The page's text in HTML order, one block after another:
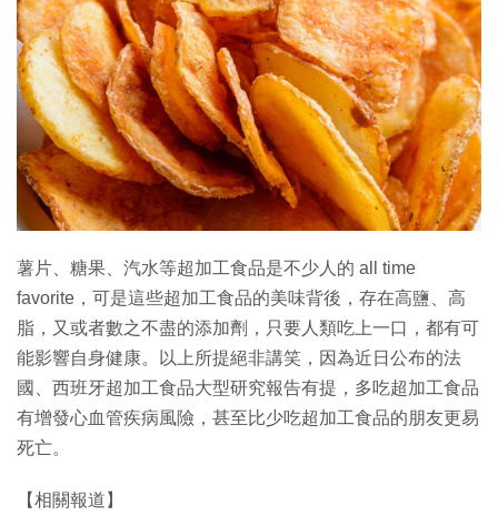
薯片、糖果、汽水等超加工食品是不少人的 all time
favorite，可是這些超加工食品的美味背後，存在高鹽、高
脂，又或者數之不盡的添加劑，只要人類吃上一口，都有可
能影響自身健康。以上所提絕非講笑，因為近日公布的法
國、西班牙超加工食品大型研究報告有提，多吃超加工食品
有增發心血管疾病風險，甚至比少吃超加工食品的朋友更易
死亡。
【相關報道】